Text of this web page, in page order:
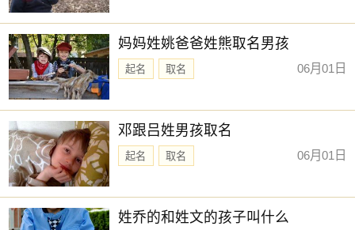
妈妈姓姚爸爸姓熊取名男孩
起名 取名 06月01日
邓跟吕姓男孩取名
起名 取名 06月01日
姓乔的和姓文的孩子叫什么